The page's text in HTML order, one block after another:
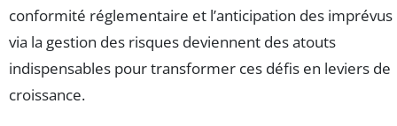
conformité réglementaire et l’anticipation des imprévus
via la gestion des risques deviennent des atouts
indispensables pour transformer ces défis en leviers de
croissance.